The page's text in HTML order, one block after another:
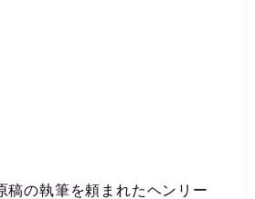
稿の執筆を頼まれたヘンリー